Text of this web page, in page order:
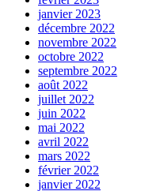
janvier 2023
décembre 2022
novembre 2022
octobre 2022
septembre 2022
août 2022
juillet 2022
juin 2022
mai 2022
avril 2022
mars 2022
février 2022
janvier 2022